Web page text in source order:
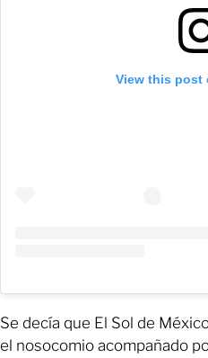
View this post
Se decía que El Sol de
el nosocomio acompañado